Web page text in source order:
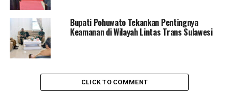
PURNA TUGAS
RAMAH TAMAH SUHARSI IGIRISA
UP NEXT
Jembatan Di seputaran Mangrove Pohon Cinta Target
Pengunjung Diakhir Pekan
Memetik Keteladanan Dari Pejuang Partai Golkar
Bupati Pohuwato Tekankan Pentingnya
Keamanan di Wilayah Lintas Trans Sulawesi
CLICK TO COMMENT